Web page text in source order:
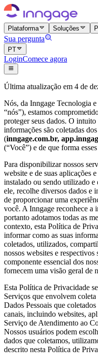
Plataforma Soluções
Sua pergunta
PT
LoginComece agora
Última atualização em 4 de
Nós, da Inngage Tecnologia
“nós”), estamos
proteger seus dados. O
informações são coletadas
(inngage.com.br,
(“Você”) e de que forma
Para disponibilizar nossos
website e de suas aplicações
instalado ou sendo utilizado
ele, recolhe diversos dados e
de proporcionar uma
você. A Inngage reconhece a
portanto adotamos todas as
contexto, esta Política de
informar como as suas
coletados, utilizados,
nossos websites e
componente essencial dos
fornecem uma visão geral de
Esta Política de Privacidade
Serviços que envolvem
Dados Pessoais que
canais, incluindo websites,
Serviço de Atendimento ao
Nossos usuários podem
dados que coletamos,
descrito nesta Política de